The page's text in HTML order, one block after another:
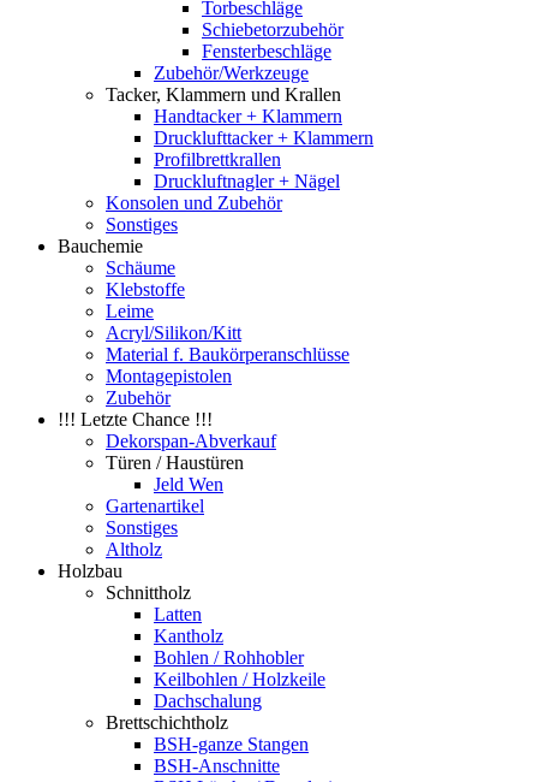
Torbeschläge
Schiebetorzubehör
Fensterbeschläge
Zubehör/Werkzeuge
Tacker, Klammern und Krallen
Handtacker + Klammern
Drucklufttacker + Klammern
Profilbrettkrallen
Druckluftnagler + Nägel
Konsolen und Zubehör
Sonstiges
Bauchemie
Schäume
Klebstoffe
Leime
Acryl/Silikon/Kitt
Material f. Baukörperanschlüsse
Montagepistolen
Zubehör
!!! Letzte Chance !!!
Dekorspan-Abverkauf
Türen / Haustüren
Jeld Wen
Gartenartikel
Sonstiges
Altholz
Holzbau
Schnittholz
Latten
Kantholz
Bohlen / Rohhobler
Keilbohlen / Holzkeile
Dachschalung
Brettschichtholz
BSH-ganze Stangen
BSH-Anschnitte